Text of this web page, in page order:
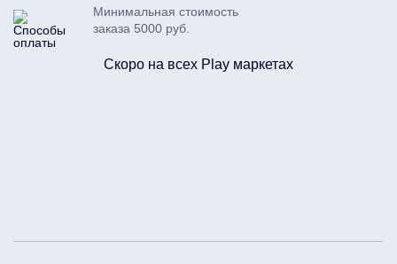
Минимальная стоимость
заказа 5000 руб.
Скоро на всех Play маркетах